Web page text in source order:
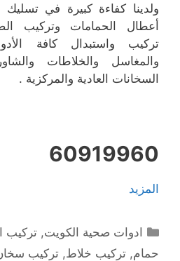
ولدينا كفاءة كبيرة في
أعطال الحمامات وتركيب
تركيب واستبدال كافة
والمغاسل والخلاطات
السخانات العادية والمركزية .
60919960
المزيد
التصنيفات
ادوات صحية الكويت,تركيب
حمام, تركيب خلاط, تركيب